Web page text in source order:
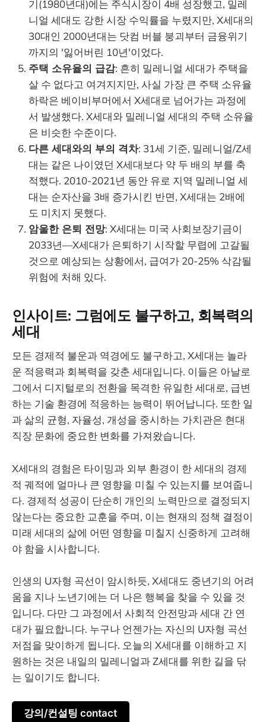
기(1980년대)에는 주식시장이 4배 성장했고, 밀레
니얼 세대도 강한 시장 수익률을 누렸지만, X세대의
30대인 2000년대는 닷컴 버블 붕괴부터 금융위기
까지의 '잃어버린 10년'이었다.
주택 소유율의 급감: 흔히 밀레니얼 세대가 주택을
살 수 없다고 여겨지지만, 사실 가장 큰 주택 소유율
하락은 베이비부머에서 X세대로 넘어가는 과정에
서 발생했다. X세대와 밀레니얼 세대의 주택 소유율
은 비슷한 수준이다.
다른 세대와의 부의 격차: 31세 기준, 밀레니얼/Z세
대는 같은 나이였던 X세대보다 약 두 배의 부를 축
적했다. 2010-2021년 동안 유로 지역 밀레니얼 세
대는 순자산을 3배 증가시킨 반면, X세대는 2배에
도 미치지 못했다.
암울한 은퇴 전망: X세대는 미국 사회보장기금이
2033년—X세대가 은퇴하기 시작할 무렵에 고갈될
것으로 예상되는 상황에서, 급여가 20-25% 삭감될
위험에 처해 있다.
인사이트: 그럼에도 불구하고, 회복력의
세대
모든 경제적 불운과 역경에도 불구하고, X세대는 놀라
운 적응력과 회복력을 갖춘 세대입니다. 이들은 아날로
그에서 디지털로의 전환을 목격한 유일한 세대로, 급변
하는 기술 환경에 적응하는 능력이 뛰어납니다. 또한 일
과 삶의 균형, 자율성, 개성을 중시하는 가치관은 현대
직장 문화에 중요한 변화를 가져왔습니다.
X세대의 경험은 타이밍과 외부 환경이 한 세대의 경제
적 궤적에 얼마나 큰 영향을 미칠 수 있는지를 보여줍니
다. 경제적 성공이 단순히 개인의 노력만으로 결정되지
않는다는 중요한 교훈을 주며, 이는 현재의 정책 결정이
미래 세대의 삶에 어떤 영향을 미칠지 신중하게 고려해
야 함을 시사합니다.
인생의 U자형 곡선이 암시하듯, X세대도 중년기의 어려
움을 지나 노년기에는 더 나은 행복을 찾을 수 있을 것
입니다. 다만 그 과정에서 사회적 안전망과 세대 간 연
대가 필요합니다. 누구나 언젠가는 자신의 U자형 곡선
저점을 맞이하게 됩니다. 오늘의 X세대를 이해하고 지
원하는 것은 내일의 밀레니얼과 Z세대를 위한 길을 닦
는 일이기도 합니다.
강의/컨설팅 contact